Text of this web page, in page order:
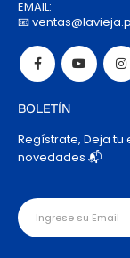
EMAIL:
📧
BOLETÍN
Regístrate, Deja
novedades 📬